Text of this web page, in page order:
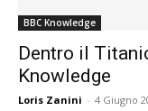
BBC Knowledge
Dentro il
Knowledge
Loris Zanini - 4 Giugno